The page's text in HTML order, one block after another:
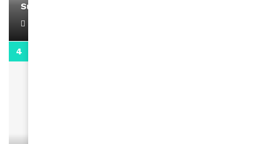
Support Black Business Wee-kend